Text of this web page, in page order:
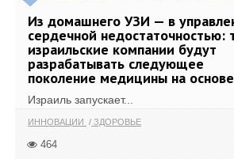
Из домашнего УЗИ — в
сердечной недостаточностью:
израильские компании будут
разрабатывать следующее
поколение медицины на
Израиль запускает...
ИННОВАЦИИ ЗДОРОВЬЕ
464